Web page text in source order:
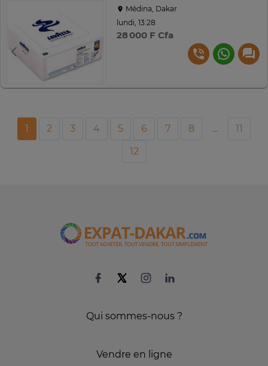
Médina, Dakar
lundi, 13:28
28 000 F Cfa
1 2 3 4 5 6 7 8 ...
11
12
Qui sommes-nous ?
Vendre en ligne